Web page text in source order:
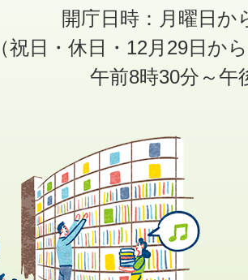
開庁日時：月曜日か
（祝日・休日・12月29日か
午前8時30分～午